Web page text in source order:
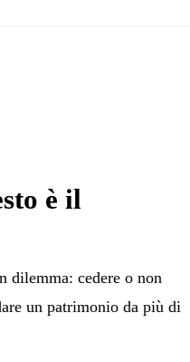
è il
dilemma: cedere o non
un patrimonio da più di